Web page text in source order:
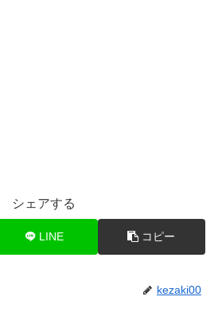
シェアする
LINE コピー
kezaki00